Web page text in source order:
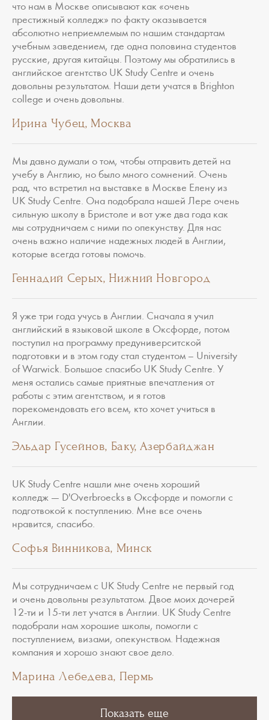
что нам в Москве описывают как «очень
престижный колледж» по факту оказывается
абсолютно неприемлемым по нашим стандартам
учебным заведением, где одна половина студентов
русские, другая китайцы. Поэтому мы обратились в
английское агентство UK Study Centre и очень
довольны результатом. Наши дети учатся в Brighton
college и очень довольны.
Ирина Чубец, Москва
Мы давно думали о том, чтобы отправить детей на
учебу в Англию, но было много сомнений. Очень
рад, что встретил на выставке в Москве Елену из
UK Study Centre. Она подобрала нашей Лере очень
сильную школу в Бристоле и вот уже два года как
мы сотрудничаем с ними по опекунству. Для нас
очень важно наличие надежных людей в Англии,
которые всегда готовы помочь.
Геннадий Серых, Нижний Новгород
Я уже три года учусь в Англии. Сначала я учил
английский в языковой школе в Оксфорде, потом
поступил на программу предуниверситской
подготовки и в этом году стал студентом – University
of Warwick. Большое спасибо UK Study Centre. У
меня остались самые приятные впечатления от
работы с этим агентством, и я готов
порекомендовать его всем, кто хочет учиться в
Англии.
Эльдар Гусейнов, Баку, Азербайджан
UK Study Centre нашли мне очень хороший
колледж — D'Overbroecks в Оксфорде и помогли с
подготвокой к поступлению. Мне все очень
нравится, спасибо.
Софья Винникова, Минск
Мы сотрудничаем с UK Study Centre не первый год
и очень довольны результатом. Двое моих дочерей
12-ти и 15-ти лет учатся в Англии. UK Study Centre
подобрали нам хорошие школы, помогли с
поступлением, визами, опекунством. Надежная
компания и хорошо знают свое дело.
Марина Лебедева, Пермь
13 14
Показать еще